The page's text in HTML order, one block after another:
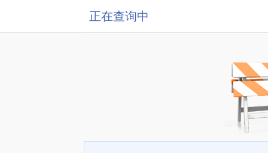
正在查询中